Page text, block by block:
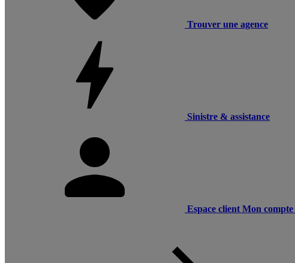
Trouver une agence
Sinistre & assistance
Espace client Mon compte